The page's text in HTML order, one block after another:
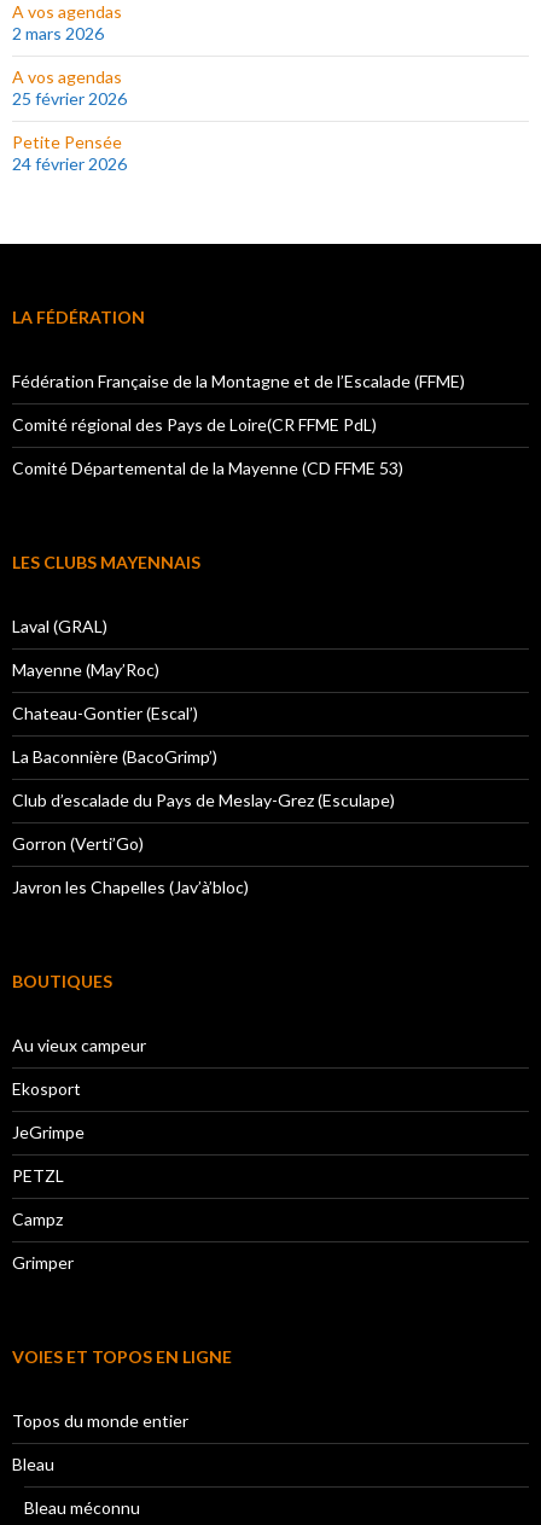
A vos agendas
2 mars 2026
A vos agendas
25 février 2026
Petite Pensée
24 février 2026
LA FÉDÉRATION
Fédération Française de la Montagne et de l’Escalade (FFME)
Comité régional des Pays de Loire(CR FFME PdL)
Comité Départemental de la Mayenne (CD FFME 53)
LES CLUBS MAYENNAIS
Laval (GRAL)
Mayenne (May’Roc)
Chateau-Gontier (Escal’)
La Baconnière (BacoGrimp’)
Club d’escalade du Pays de Meslay-Grez (Esculape)
Gorron (Verti’Go)
Javron les Chapelles (Jav’à’bloc)
BOUTIQUES
Au vieux campeur
Ekosport
JeGrimpe
PETZL
Campz
Grimper
VOIES ET TOPOS EN LIGNE
Topos du monde entier
Bleau
Bleau méconnu